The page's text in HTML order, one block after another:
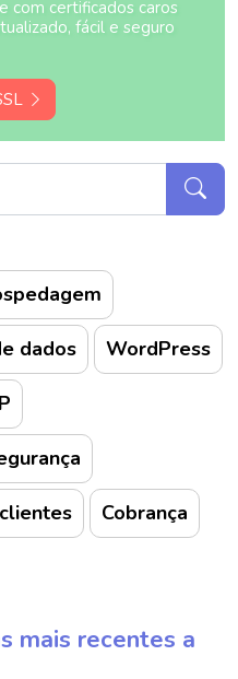
com certificados caros
fácil e seguro
dados WordPress
Cobrança
mais recentes a